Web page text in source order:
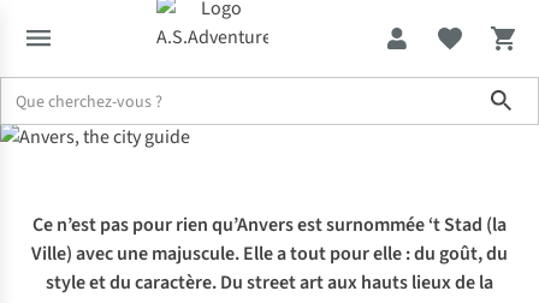
Expertise & Conseils Anvers, the city guide
Ce n’est pas pour rien qu’Anvers est surnommée ‘t Stad (la
Ville)avec une majuscule. Elle a tout pour elle : du goût, du
style et du caractère. Du street art aux hauts lieux de la